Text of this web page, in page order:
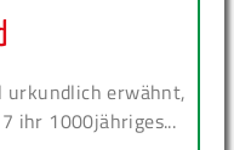
urkundlich erwähnt,
ihr 1000jähriges...